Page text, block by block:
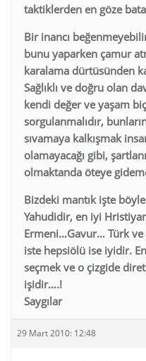
taktiklerden en göze
Bir inancı
bunu yaparken çamur
karalama dürtüsünden
Sağlıklı ve doğru olan
kendi değer ve yaşam
sorgulanmalıdır,
sıvamaya kalkışmak
olamayacağı gibi,
olmaktanda öteye
Bizdeki mantık işte
Yahudidir, en iyi
Ermeni…Gavur… Türk
iste hepsiölü ise iyidir.
seçmek ve o çizgide
işidir….!
Saygılar
29 Mart 2010: 12:48